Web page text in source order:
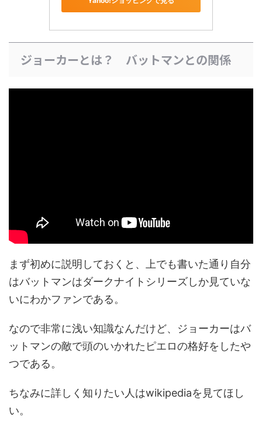
ジョーカーとは？ バットマンとの関係
まず初めに説明しておくと、上でも書いた通り自分
はバットマンはダークナイトシリーズしか見ていな
いにわかファンである。
なので非常に浅い知識なんだけど、ジョーカーはバ
ットマンの敵で頭のいかれたピエロの格好をしたや
つである。
ちなみに詳しく知りたい人はwikipediaを見てほし
い。